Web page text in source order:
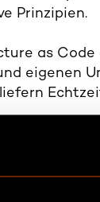
Prinzipien.
as Code
eigenen
wie GDPR